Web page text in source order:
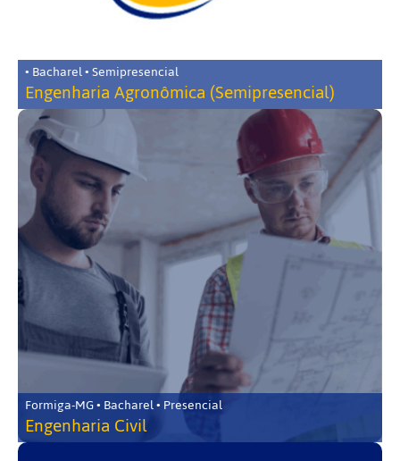
• Bacharel • Semipresencial
Engenharia Agronômica (Semipresencial)
Formiga-MG • Bacharel • Presencial
Engenharia Civil